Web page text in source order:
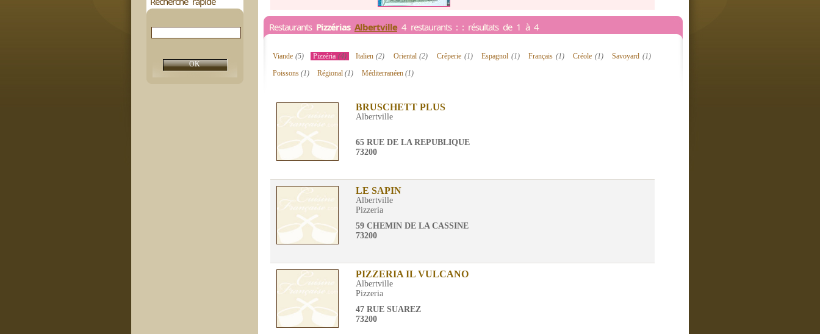
Restaurants Pizzérias Albertville4 restaurants : : résultats de 1 à 4
Viande(5) Pizzéria(4) Italien(2) Oriental(2) Crêperie (1) Espagnol (1) Français (1) Créole (1) Savoyard (1)
Poissons (1) Régional(1) Méditerranéen (1)
BRUSCHETT PLUS
Albertville
65 RUE DE LA REPUBLIQUE
73200
LE SAPIN
Albertville
Pizzeria
59 CHEMIN DE LA CASSINE
73200
PIZZERIA IL VULCANO
Albertville
Pizzeria
47 RUE SUAREZ
73200